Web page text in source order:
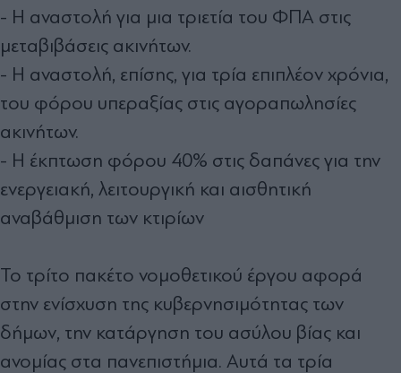
- Η αναστολή για μια τριετία του ΦΠΑ στις
μεταβιβάσεις ακινήτων.
- Η αναστολή, επίσης, για τρία επιπλέον χρόνια,
του φόρου υπεραξίας στις αγοραπωλησίες
ακινήτων.
- Η έκπτωση φόρου 40% στις δαπάνες για την
ενεργειακή, λειτουργική και αισθητική
αναβάθμιση των κτιρίων
Το τρίτο πακέτο νομοθετικού έργου αφορά
στην ενίσχυση της κυβερνησιμότητας των
δήμων, την κατάργηση του ασύλου βίας και
ανομίας στα πανεπιστήμια. Αυτά τα τρία